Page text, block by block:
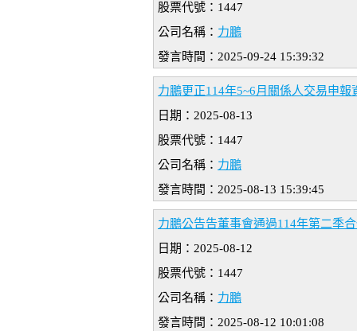
股票代號：1447
公司名稱： 力鵬
發言時間：2025-09-24 15:39:32
力鵬更正114年5~6月關係人交易申報
日期：2025-08-13
股票代號：1447
公司名稱： 力鵬
發言時間：2025-08-13 15:39:45
力鵬公告告董事會通過114年第二季
日期：2025-08-12
股票代號：1447
公司名稱： 力鵬
發言時間：2025-08-12 10:01:08